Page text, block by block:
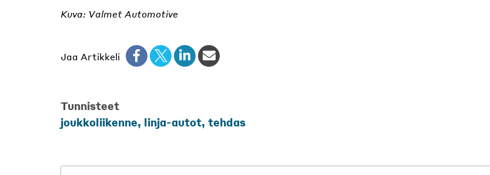
Kuva: Valmet Automotive
Jaa Artikkeli
Tunnisteet
joukkoliikenne, linja-autot, tehdas